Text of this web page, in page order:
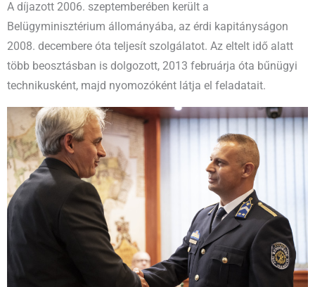
A díjazott 2006. szeptemberében került a
Belügyminisztérium állományába, az érdi kapitányságon
2008. decembere óta teljesít szolgálatot. Az eltelt idő alatt
több beosztásban is dolgozott, 2013 februárja óta bűnügyi
technikusként, majd nyomozóként látja el feladatait.